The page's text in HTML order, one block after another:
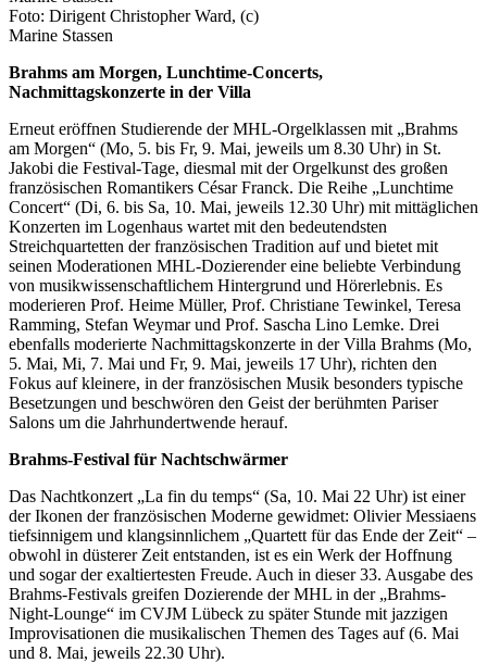
Foto: Dirigent Christopher Ward, (c)
Marine Stassen
Brahms am Morgen, Lunchtime-Concerts,
Nachmittagskonzerte in der Villa
Erneut eröffnen Studierende der MHL-Orgelklassen mit „Brahms
am Morgen“ (Mo, 5. bis Fr, 9. Mai, jeweils um 8.30 Uhr) in St.
Jakobi die Festival-Tage, diesmal mit der Orgelkunst des großen
französischen Romantikers César Franck. Die Reihe „Lunchtime
Concert“ (Di, 6. bis Sa, 10. Mai, jeweils 12.30 Uhr) mit mittäglichen
Konzerten im Logenhaus wartet mit den bedeutendsten
Streichquartetten der französischen Tradition auf und bietet mit
seinen Moderationen MHL-Dozierender eine beliebte Verbindung
von musikwissenschaftlichem Hintergrund und Hörerlebnis. Es
moderieren Prof. Heime Müller, Prof. Christiane Tewinkel, Teresa
Ramming, Stefan Weymar und Prof. Sascha Lino Lemke. Drei
ebenfalls moderierte Nachmittagskonzerte in der Villa Brahms (Mo,
5. Mai, Mi, 7. Mai und Fr, 9. Mai, jeweils 17 Uhr), richten den
Fokus auf kleinere, in der französischen Musik besonders typische
Besetzungen und beschwören den Geist der berühmten Pariser
Salons um die Jahrhundertwende herauf.
Brahms-Festival für Nachtschwärmer
Das Nachtkonzert „La fin du temps“ (Sa, 10. Mai 22 Uhr) ist einer
der Ikonen der französischen Moderne gewidmet: Olivier Messiaens
tiefsinnigem und klangsinnlichem „Quartett für das Ende der Zeit“ –
obwohl in düsterer Zeit entstanden, ist es ein Werk der Hoffnung
und sogar der exaltiertesten Freude. Auch in dieser 33. Ausgabe des
Brahms-Festivals greifen Dozierende der MHL in der „Brahms-
Night-Lounge“ im CVJM Lübeck zu später Stunde mit jazzigen
Improvisationen die musikalischen Themen des Tages auf (6. Mai
und 8. Mai, jeweils 22.30 Uhr).